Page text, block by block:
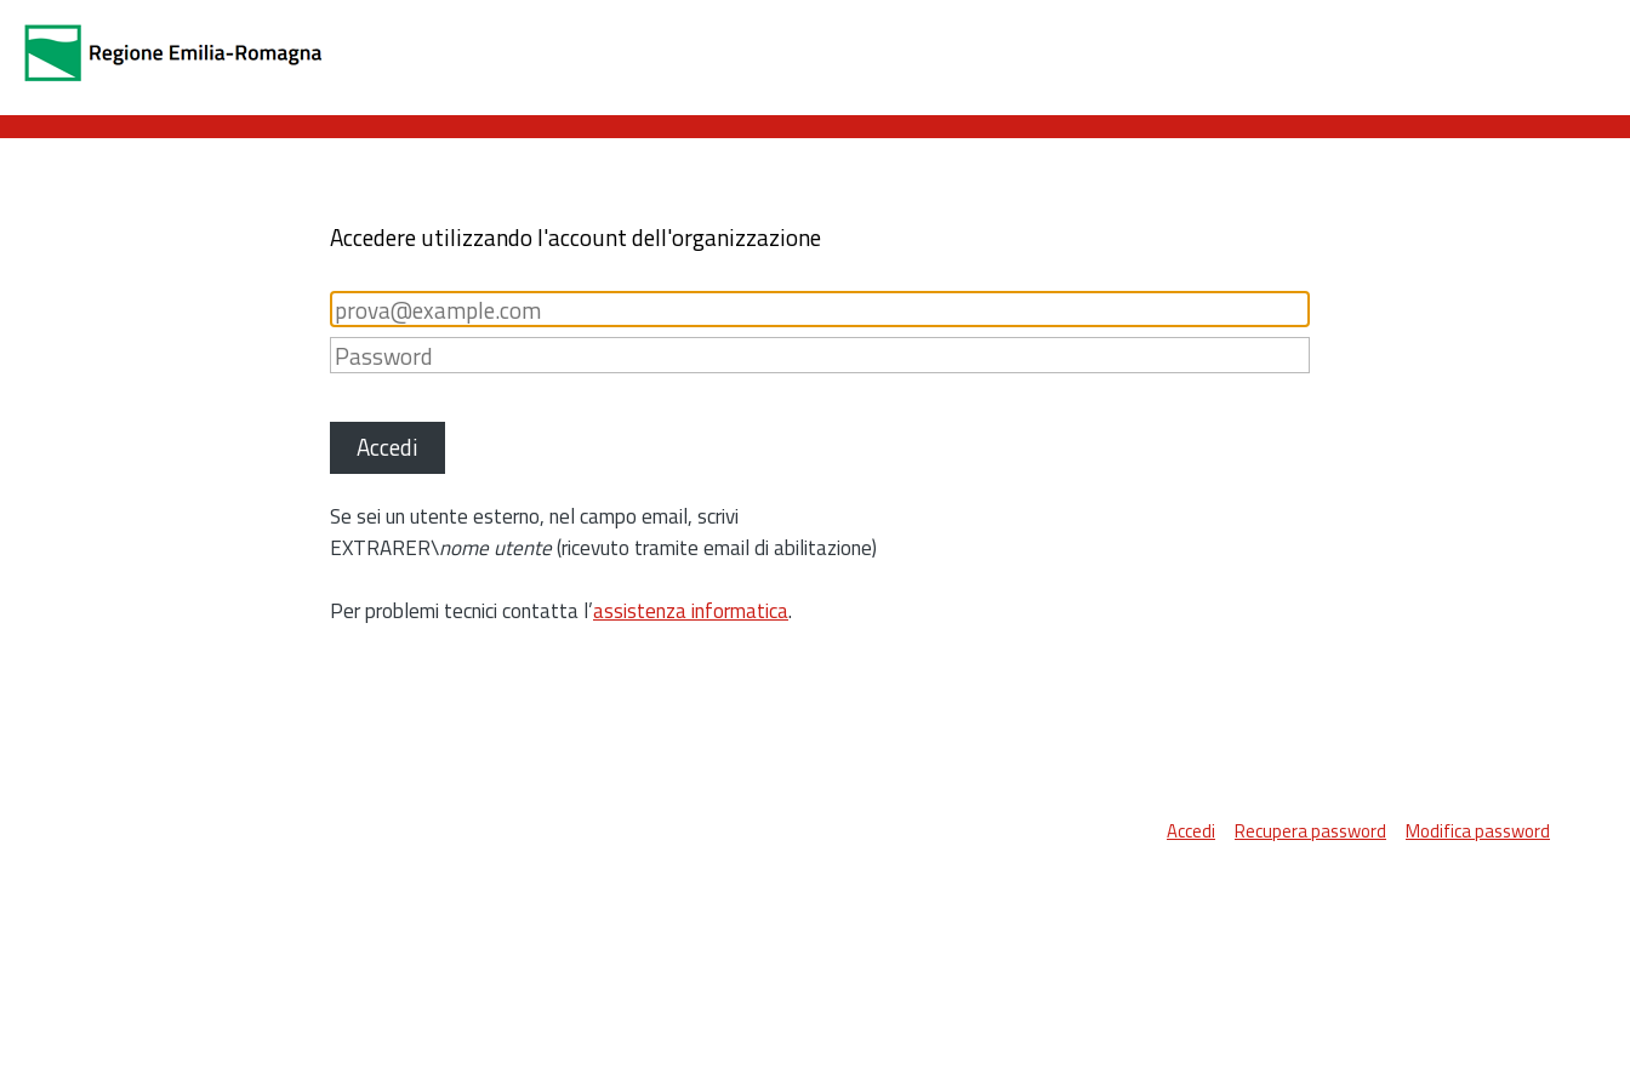
Accedere utilizzando l'account dell'organizzazione
Accedi
Se sei un utente esterno, nel campo email, scrivi
EXTRARER\nome utente(ricevuto tramite email di abilitazione)
Per problemi tecnici contatta l’assistenza informatica.
Accedi Recupera password Modifica password